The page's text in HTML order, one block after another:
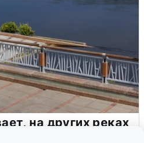
на других реках